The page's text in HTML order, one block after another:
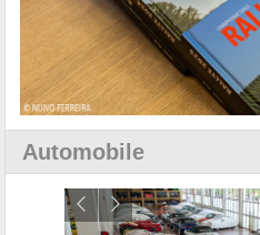
Automobile